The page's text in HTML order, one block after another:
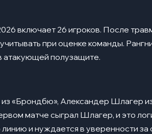
включает 26 игроков. После
при оценке команды.
атакующей полузащите.
из «Брондбю», Александер Шлагер
матче сыграл Шлагер, и это
и нуждается в уверенности за